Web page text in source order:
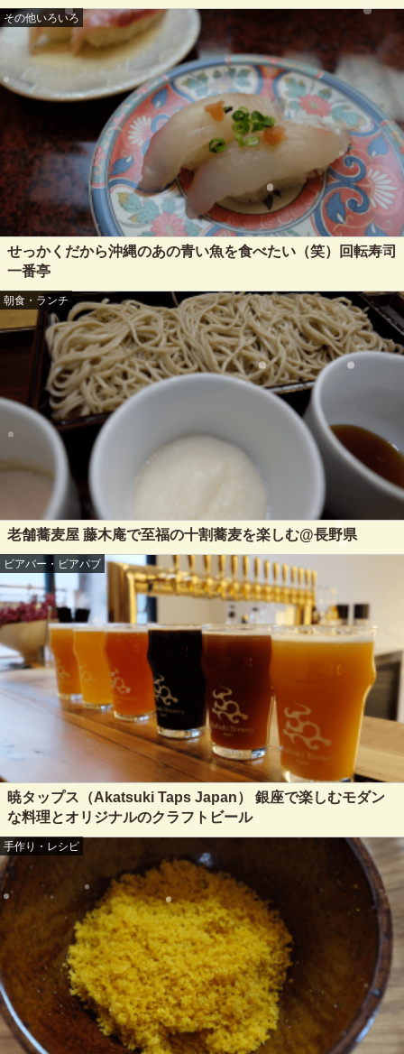
その他いろいろ
せっかくだから沖縄のあの青い魚を食べたい（笑）回転寿司
一番亭
朝食・ランチ
老舗蕎麦屋 藤木庵で至福の十割蕎麦を楽しむ@長野県
ビアバー・ビアパブ
暁タップス（Akatsuki Taps Japan） 銀座で楽しむモダン
な料理とオリジナルのクラフトビール
手作り・レシピ